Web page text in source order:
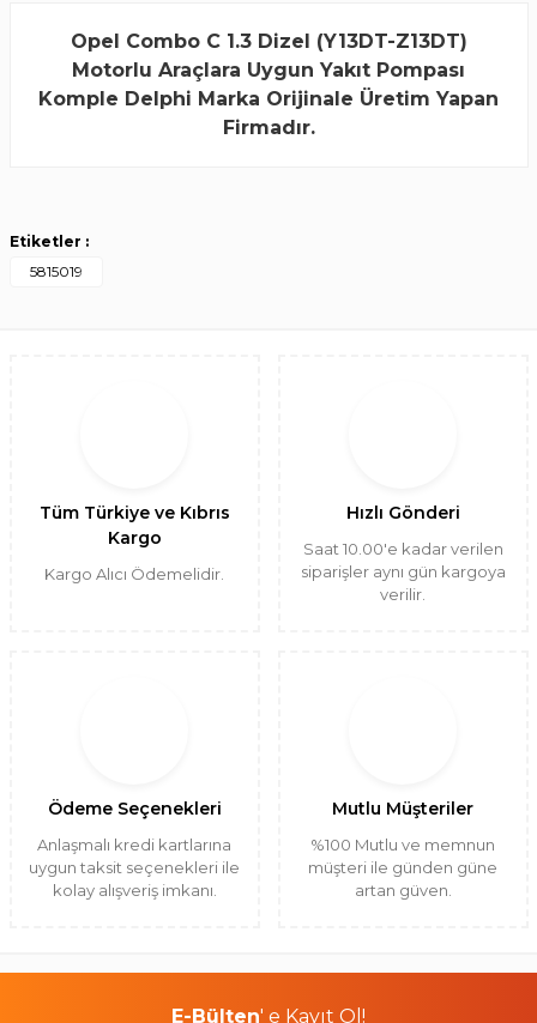
Opel Combo C 1.3 Dizel (Y13DT-Z13DT)
Motorlu Araçlara Uygun Yakıt Pompası
Komple Delphi Marka Orijinale Üretim Yapan
Firmadır.
Etiketler :
5815019
Tüm Türkiye ve Kıbrıs
Kargo
Kargo Alıcı Ödemelidir.
Hızlı Gönderi
Saat 10.00'e kadar verilen
siparişler aynı gün kargoya
verilir.
Ödeme Seçenekleri
Anlaşmalı kredi kartlarına
uygun taksit seçenekleri ile
kolay alışveriş imkanı.
Mutlu Müşteriler
%100 Mutlu ve memnun
müşteri ile günden güne
artan güven.
E-Bülten' e Kayıt Ol!